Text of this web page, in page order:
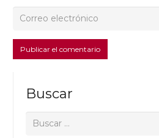
Publicar el comentario
Buscar
Buscar: